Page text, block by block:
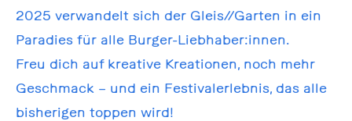
2025 verwandelt sich der Gleis//Garten in ein
Paradies für alle Burger-Liebhaber:innen.
Freu dich auf kreative Kreationen, noch mehr
Geschmack – und ein Festivalerlebnis, das alle
bisherigen toppen wird!